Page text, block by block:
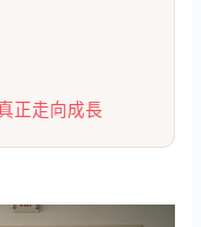
正走向成長